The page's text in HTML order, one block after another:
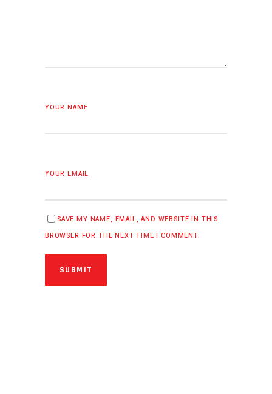
YOUR NAME
YOUR EMAIL
SAVE MY NAME, EMAIL, AND WEBSITE IN THIS
BROWSER FOR THE NEXT TIME I COMMENT.
SUBMIT